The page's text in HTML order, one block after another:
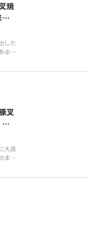
焼
した
るコ
の甘
叉
大蒜
まぜ
美味